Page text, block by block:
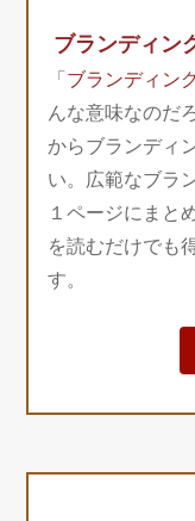
ブランディン
「ブランディン
んな意味なのだ
からブランディ
い。広範なブラ
１ページにまと
を読むだけでも
す。